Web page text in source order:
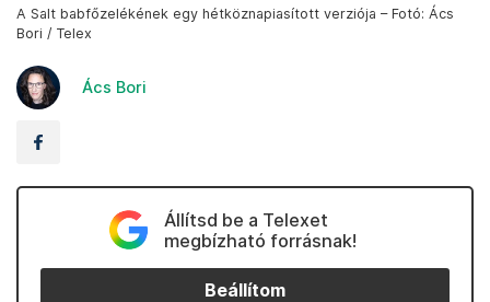
A Salt babfőzelékének egy hétköznapiasított verziója – Fotó: Ács
Bori / Telex
Ács Bori
Állítsd be a Telexet
megbízható forrásnak!
Beállítom